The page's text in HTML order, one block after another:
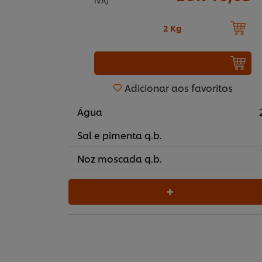
2 Kg
Adicionar aos favoritos
Água
Sal e pimenta q.b.
Noz moscada q.b.